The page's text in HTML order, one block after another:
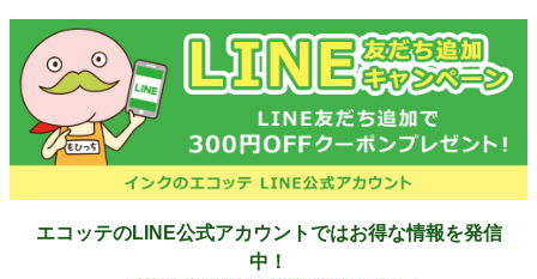
互換インクボトル
互換インクカートリッジ
再生インクカートリッジ
記事を探す
エコッテのLINE公式アカウントではお得な情報を発信
中！